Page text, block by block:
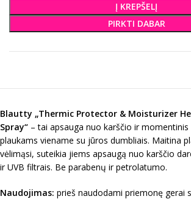
Į KREPŠELĮ
PIRKTI DABAR
Blautty „Thermic Protector & Moisturizer
Spray“ – tai apsauga nuo karščio ir momentinis
plaukams viename su jūros dumbliais. Maitina
vėlimąsi, suteikia jiems apsaugą nuo karščio
ir UVB filtrais. Be parabenų ir petrolatumo.
Naudojimas: prieš naudodami priemonę gerai